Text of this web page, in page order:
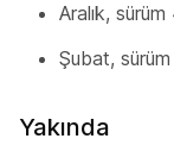
Aralık,
Şubat,
Yakında